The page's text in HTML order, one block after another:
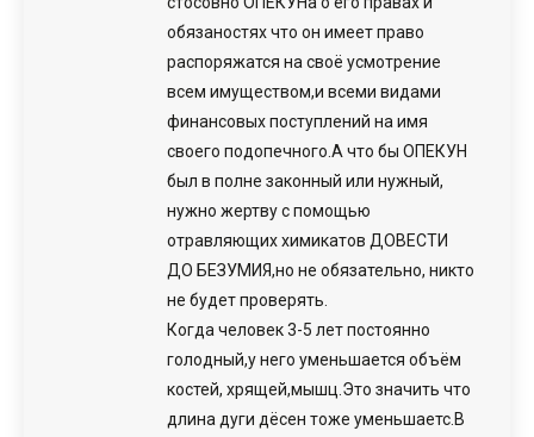
обязаностях что он имеет право
распоряжатся на своё усмотрение
всем имуществом,и всеми видами
финансовых поступлений на имя
своего подопечного.А что бы ОПЕКУН
был в полне законный или нужный,
нужно жертву с помощью
отравляющих химикатов ДОВЕСТИ
ДО БЕЗУМИЯ,но не обязательно, никто
не будет проверять.
Когда человек 3-5 лет постоянно
голодный,у него уменьшается объём
костей, хрящей,мышц.Это значить что
длина дуги дёсен тоже уменьшаетс.В